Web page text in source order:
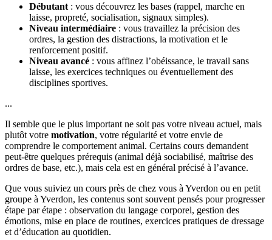
Débutant : vous découvrez les bases (rappel, marche en
laisse, propreté, socialisation, signaux simples).
Niveau intermédiaire : vous travaillez la précision des
ordres, la gestion des distractions, la motivation et le
renforcement positif.
Niveau avancé : vous affinez l’obéissance, le travail sans
laisse, les exercices techniques ou éventuellement des
disciplines sportives.
...
Il semble que le plus important ne soit pas votre niveau actuel, mais
plutôt votre motivation, votre régularité et votre envie de
comprendre le comportement animal. Certains cours demandent
peut-être quelques prérequis (animal déjà sociabilisé, maîtrise des
ordres de base, etc.), mais cela est en général précisé à l’avance.
Que vous suiviez un cours près de chez vous à Yverdon ou en petit
groupe à Yverdon, les contenus sont souvent pensés pour progresser
étape par étape : observation du langage corporel, gestion des
émotions, mise en place de routines, exercices pratiques de dressage
et d’éducation au quotidien.